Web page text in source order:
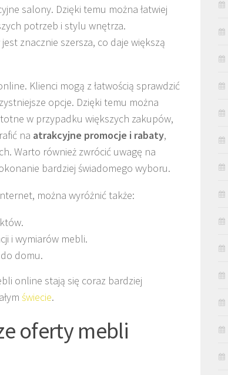
salony. Dzięki temu można łatwiej
potrzeb i stylu wnętrza.
znacznie szersza, co daje większą
Klienci mogą z łatwością sprawdzić
opcje. Dzięki temu można
w przypadku większych zakupów,
na atrakcyjne promocje i rabaty,
Warto również zwrócić uwagę na
bardziej świadomego wyboru.
można wyróżnić także:
i wymiarów mebli.
domu.
online stają się coraz bardziej
świecie.
oferty mebli